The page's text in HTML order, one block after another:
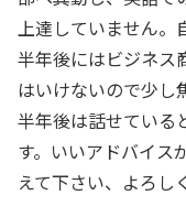
上達していません。
半年後にはビジネス
はいけないので少し
半年後は話せている
す。いいアドバイス
えて下さい、よろし